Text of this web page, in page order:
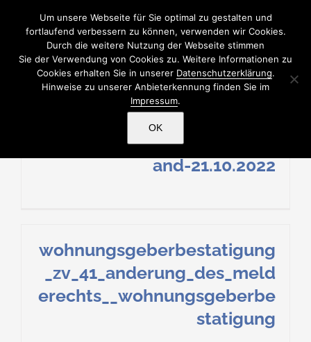
Inhalt
Informationen-zum-
Datenschutz_B_Rahlstedt_St
and-21.10.2022
wohnungsgeberbestatigung
_zv_41_anderung_des_meld
erechts__wohnungsgeberbe
statigung
Um unsere Webseite für Sie optimal zu gestalten und
fortlaufend verbessern zu können, verwenden wir Cookies.
Durch die weitere Nutzung der Webseite stimmen
Sie der Verwendung von Cookies zu. Weitere Informationen zu
Cookies erhalten Sie in unserer Datenschutzerklärung.
Hinweise zu unserer Anbieterkennung finden Sie im
Impressum.
OK